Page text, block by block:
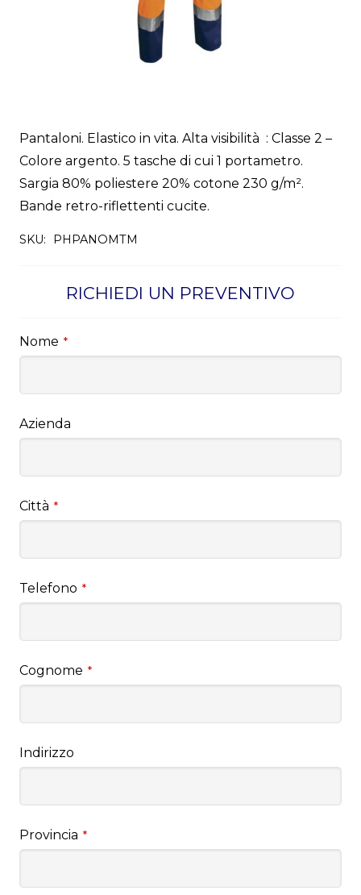
Pantaloni. Elastico in vita. Alta visibilità : Classe 2 –
Colore argento. 5 tasche di cui 1 portametro.
Sargia 80% poliestere 20% cotone 230 g/m².
Bande retro-riflettenti cucite.
SKU: PHPANOMTM
RICHIEDI UN PREVENTIVO
Nome *
Azienda
Città *
Telefono *
Cognome *
Indirizzo
Provincia *